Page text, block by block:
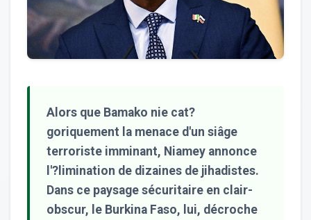
Alors que Bamako nie cat?
goriquement la menace d'un siâge
terroriste imminant, Niamey annonce
l'?limination de dizaines de jihadistes.
Dans ce paysage sécuritaire en clair-
obscur, le Burkina Faso, lui, décroche